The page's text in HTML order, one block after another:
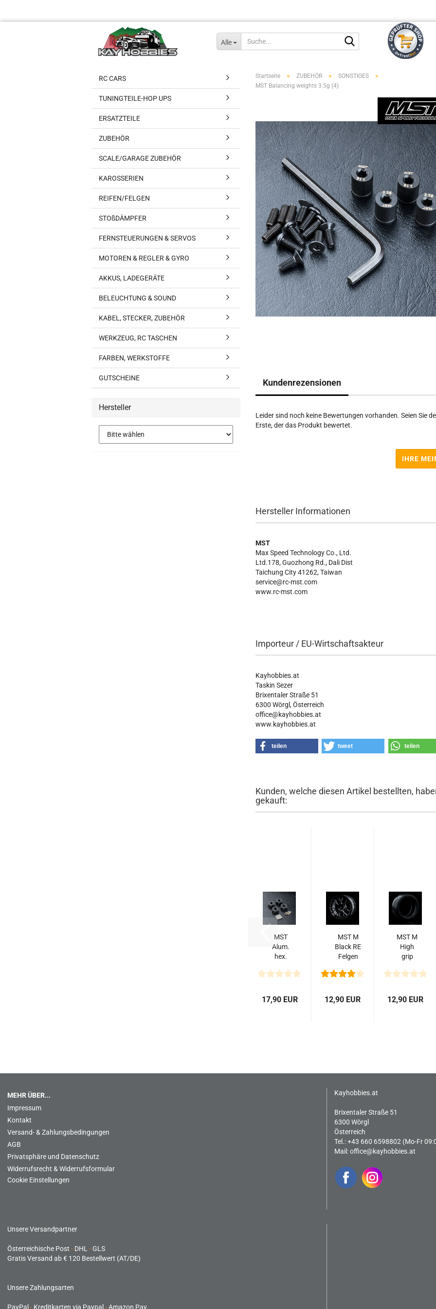
Alle
Startseite » ZUBEHÖR » SONSTIGES »
MST Balancing weights 3.5g (4)
Kundenrezensionen
Leider sind noch keine Bewertungen vorhanden. Seien Sie
Erste, der das Produkt bewertet.
IHRE
Hersteller Informationen
MST
Max Speed Technology Co., Ltd.
Ltd.178, Guozhong Rd., Dali Dist
Taichung City 41262, Taiwan
service@rc-mst.com
www.rc-mst.com
Importeur / EU-Wirtschaftsakteur
Kayhobbies.at
Taskin Sezer
Brixentaler Straße 51
6300 Wörgl, Österreich
office@kayhobbies.at
www.kayhobbies.at
teilen tweet teilen
Kunden, welche diesen Artikel bestellten,
gekauft:
MST
Alum.
hex.
hubs
(black)
17,90 EUR
MST M
Black RE
Felgen
(+5) (4)
Chassis...
12,90 EUR
MST M
High
grip
MT30R
12,90 EUR
RC CARS
TUNINGTEILE-HOP UPS
ERSATZTEILE
ZUBEHÖR
SCALE/GARAGE ZUBEHÖR
KAROSSERIEN
REIFEN/FELGEN
STOßDÄMPFER
FERNSTEUERUNGEN & SERVOS
MOTOREN & REGLER & GYRO
AKKUS, LADEGERÄTE
BELEUCHTUNG & SOUND
KABEL, STECKER, ZUBEHÖR
WERKZEUG, RC TASCHEN
FARBEN, WERKSTOFFE
GUTSCHEINE
Hersteller
MEHR ÜBER...
Impressum
Kontakt
Versand- & Zahlungsbedingungen
AGB
Privatsphäre und Datenschutz
Widerrufsrecht & Widerrufsformular
Cookie Einstellungen
Kayhobbies.at
Brixentaler Straße 51
6300 Wörgl
Österreich
Tel.: +43 660 6598802 (Mo-Fr
Mail:office@kayhobbies.at
Unsere Versandpartner
Österreichische Post - DHL -GLS
Gratis Versand ab € 120 Bestellwert (AT/DE)
Unsere Zahlungsarten
PayPal - Kreditkarten via Paypal -Amazon Pay